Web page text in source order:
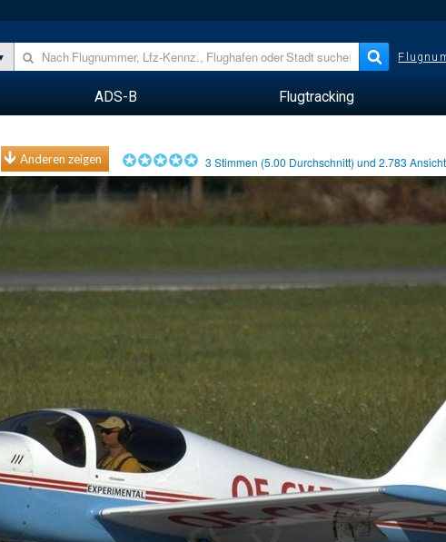
ADS-B Flugtracking
Anderen zeigen 3 Stimmen (5.00 Durchschnitt) und2.783